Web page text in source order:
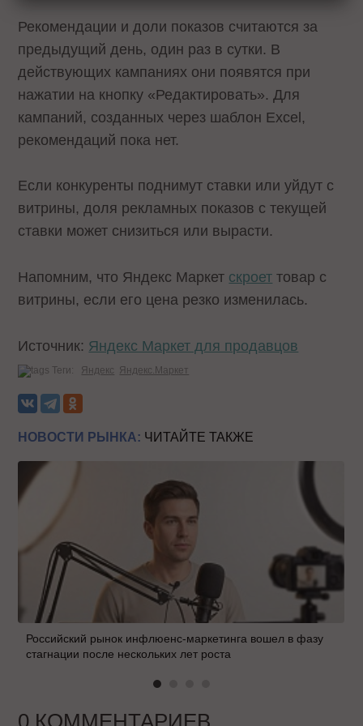
Рекомендации и доли показов считаются за
предыдущий день, один раз в сутки. В
действующих кампаниях они появятся при
нажатии на кнопку «Редактировать». Для
кампаний, созданных через шаблон Excel,
рекомендаций пока нет.
Если конкуренты поднимут ставки или уйдут с
витрины, доля рекламных показов с текущей
ставки может снизиться или вырасти.
Напомним, что Яндекс Маркет скроет товар с
витрины, если его цена резко изменилась.
Источник: Яндекс Маркет для продавцов
Теги: Яндекс Яндекс.Маркет
НОВОСТИ РЫНКА: ЧИТАЙТЕ ТАКЖЕ
Российский рынок инфлюенс-маркетинга вошел в фазу
стагнации после нескольких лет роста
0 КОММЕНТАРИЕВ